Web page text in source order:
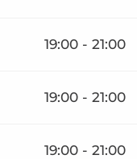
19:00 - 21:00
19:00 - 21:00
19:00 - 21:00